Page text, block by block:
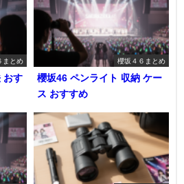
まとめ
おす
櫻坂４６まとめ
櫻坂46 ペンライト 収納 ケー
ス おすすめ